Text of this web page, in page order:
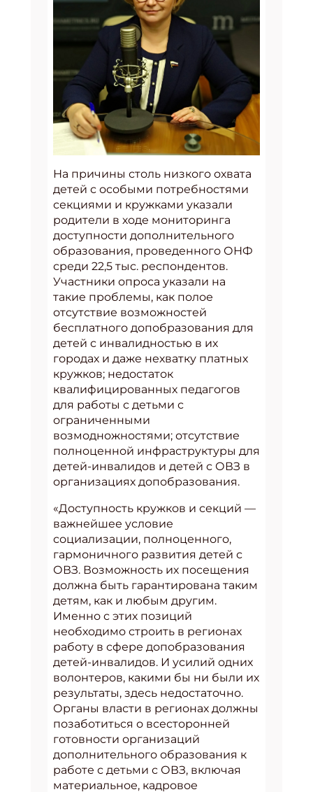
На причины столь низкого охвата
детей с особыми потребностями
секциями и кружками указали
родители в ходе мониторинга
доступности дополнительного
образования, проведенного ОНФ
среди 22,5 тыс. респондентов.
Участники опроса указали на
такие проблемы, как полое
отсутствие возможностей
бесплатного допобразования для
детей с инвалидностью в их
городах и даже нехватку платных
кружков; недостаток
квалифицированных педагогов
для работы с детьми с
ограниченными
возмодножностями; отсутствие
полноценной инфраструктуры для
детей-инвалидов и детей с ОВЗ в
организациях допобразования.
«Доступность кружков и секций —
важнейшее условие
социализации, полноценного,
гармоничного развития детей с
ОВЗ. Возможность их посещения
должна быть гарантирована таким
детям, как и любым другим.
Именно с этих позиций
необходимо строить в регионах
работу в сфере допобразования
детей-инвалидов. И усилий одних
волонтеров, какими бы ни были их
результаты, здесь недостаточно.
Органы власти в регионах должны
позаботиться о всесторонней
готовности организаций
дополнительного образования к
работе с детьми с ОВЗ, включая
материальное, кадровое